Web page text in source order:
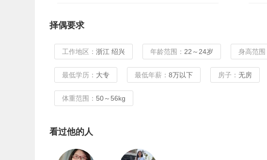
择偶要求
工作地区： 浙江 绍兴 年龄范围： 22～24岁 身高范围
最低学历： 大专 最低年薪： 8万以下 房子： 无房
体重范围： 50～56kg
看过他的人